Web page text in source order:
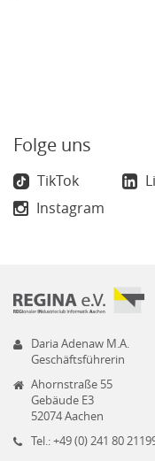
Folge uns
TikTok
Instagram
Daria Adenaw M.A.
Geschäftsführerin
Ahornstraße 55
Gebäude E3
52074 Aachen
Tel.: +49 (0) 241 80